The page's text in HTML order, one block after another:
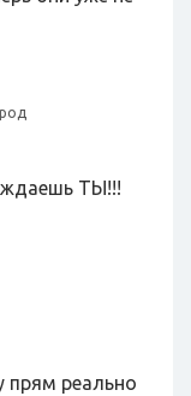
ТЫ!!!
прям реально